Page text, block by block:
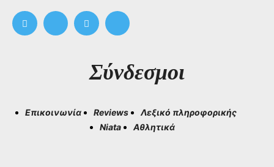
Σύνδεσμοι
Επικοινωνία Reviews
Λεξικό πληροφορικής
Niata
Αθλητικά